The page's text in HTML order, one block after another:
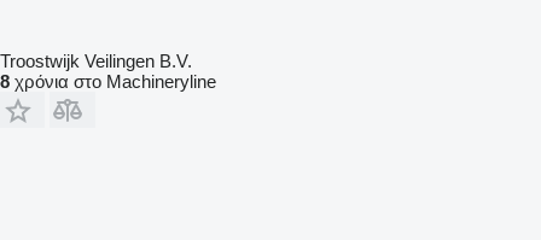
Troostwijk Veilingen B.V.
8 χρόνια στο Machineryline